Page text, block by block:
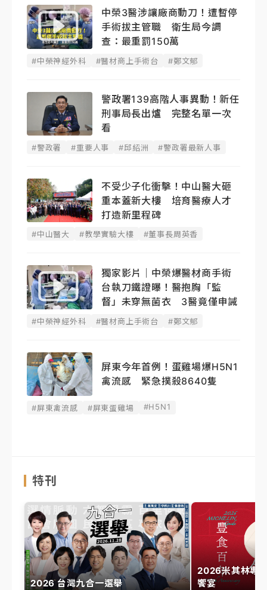
中榮3醫涉讓廠商動刀！遭暫停
手術拔主管職 衛生局今調
查：最重罰150萬
#中榮神經外科 #醫材商上手術台 #鄭文郁
警政署139高階人事異動！新任
刑事局長出爐 完整名單一次
看
#警政署 #重要人事 #邱紹洲 #警政署最新人事
不受少子化衝擊！中山醫大砸
重本蓋新大樓 培育醫療人才
打造新里程碑
#中山醫大 #教學實驗大樓 #董事長周英香
獨家影片｜中榮爆醫材商手術
台執刀鐵證曝！醫抱胸「監
督」未穿無菌衣 3醫竟僅申誡
#中榮神經外科 #醫材商上手術台 #鄭文郁
屏東今年首例！蛋雞場爆H5N1
禽流感 緊急撲殺8640隻
#屏東禽流感 #屏東蛋雞場 #H5N1
特刊
2026 台灣九合一選舉
2026米其林專
饗宴